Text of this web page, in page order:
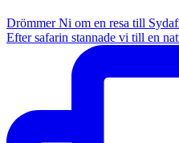
Drömmer Ni om en resa till
Efter safarin stannade vi till en